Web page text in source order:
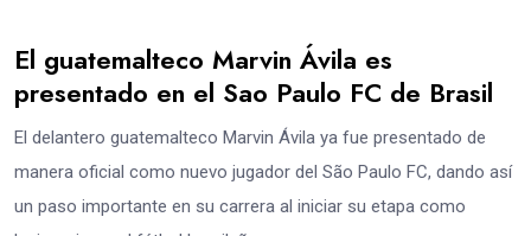
El guatemalteco Marvin Ávila es
presentado en el Sao Paulo FC de Brasil
El delantero guatemalteco Marvin Ávila ya fue presentado de
manera oficial como nuevo jugador del São Paulo FC, dando así
un paso importante en su carrera al iniciar su etapa como